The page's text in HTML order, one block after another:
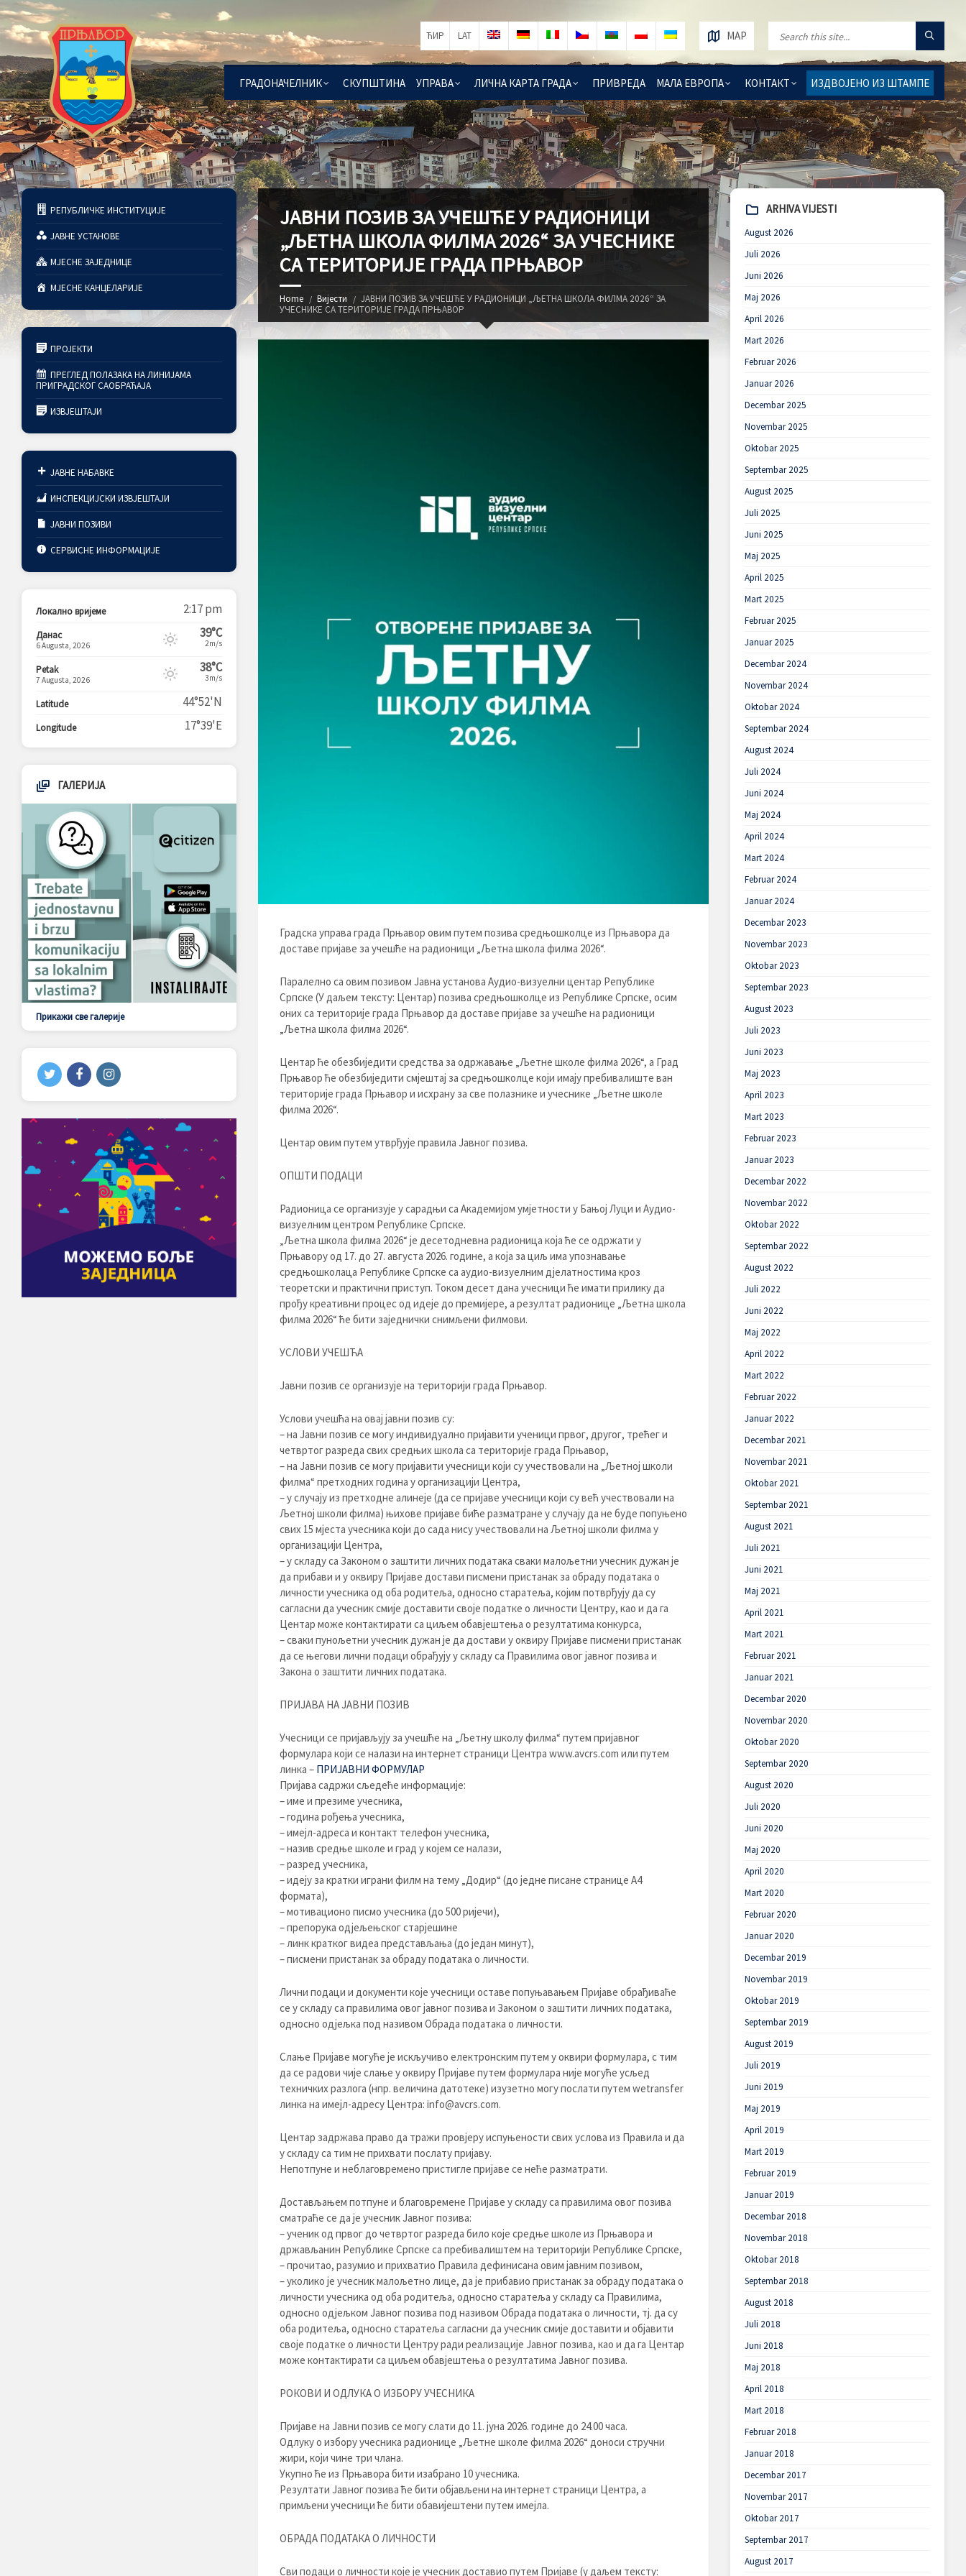
ГРАДОНАЧЕЛНИК СКУПШТИНА УПРАВА ЛИЧНА КАРТА ГРАДА ПРИВРЕДА МАЛА ЕВРОПА КОНТАКТ ИЗДВОЈЕНО ИЗ ШТАМПЕ
MAP
ЋИР LAT
ЈАВНИ ПОЗИВ ЗА УЧЕШЋЕ У РАДИОНИЦИ
„ЉЕТНА ШКОЛА ФИЛМА 2026“ ЗА УЧЕСНИКЕ
СА ТЕРИТОРИЈЕ ГРАДА ПРЊАВОР
Home Вијести
ЈАВНИ ПОЗИВ ЗА УЧЕШЋЕ У РАДИОНИЦИ „ЉЕТНА ШКОЛА ФИЛМА 2026“ ЗА
УЧЕСНИКЕ СА ТЕРИТОРИЈЕ ГРАДА ПРЊАВОР
Градска управа града Прњавор овим путем позива средњошколце из Прњавора да
доставе пријаве за учешће на радионици „Љетна школа филма 2026“.
Паралелно са овим позивом Јавна установа Аудио-визуелни центар Републике
Српске (У даљем тексту: Центар) позива средњошколце из Републике Српске, осим
оних са територије града Прњавор да доставе пријаве за учешће на радионици
„Љетна школа филма 2026“.
Центар ће обезбиједити средства за одржавање „Љетне школе филма 2026“, а Град
Прњавор ће обезбиједити смјештај за средњошколце који имају пребивалиште ван
територије града Прњавор и исхрану за све полазнике и учеснике „Љетне школе
филма 2026“.
Центар овим путем утврђује правила Јавног позива.
ОПШТИ ПОДАЦИ
Радионица се организује у сарадњи са Академијом умјетности у Бањој Луци и Аудио-
визуелним центром Републике Српске.
„Љетна школа филма 2026“ је десетодневна радионица која ће се одржати у
Прњавору од 17. до 27. августа 2026. године, а која за циљ има упознавање
средњошколаца Републике Српске са аудио-визуелним дјелатностима кроз
теоретски и практични приступ. Током десет дана учесници ће имати прилику да
прођу креативни процес од идеје до премијере, а резултат радионице „Љетна школа
филма 2026“ ће бити заједнички снимљени филмови.
УСЛОВИ УЧЕШЋА
Јавни позив се организује на територији града Прњавор.
Услови учешћа на овај јавни позив су:
– на Јавни позив се могу индивидуално пријавити ученици првог, другог, трећег и
четвртог разреда свих средњих школа са територије града Прњавор,
– на Јавни позив се могу пријавити учесници који су учествовали на „Љетној школи
филма“ претходних година у организацији Центра,
– у случају из претходне алинеје (да се пријаве учесници који су већ учествовали на
Љетној школи филма) њихове пријаве биће разматране у случају да не буде попуњено
свих 15 мјеста учесника који до сада нису учествовали на Љетној школи филма у
организацији Центра,
– у складу са Законом о заштити личних података сваки малољетни учесник дужан је
да прибави и у оквиру Пријаве достави писмени пристанак за обраду података о
личности учесника од оба родитеља, односно старатеља, којим потврђују да су
сагласни да учесник смије доставити своје податке о личности Центру, као и да га
Центар може контактирати са циљем обавјештења о резултатима конкурса,
– сваки пунољетни учесник дужан је да достави у оквиру Пријаве писмени пристанак
да се његови лични подаци обрађују у складу са Правилима овог јавног позива и
Закона о заштити личних података.
ПРИЈАВА НА ЈАВНИ ПОЗИВ
Учесници се пријављују за учешће на „Љетну школу филма“ путем пријавног
формулара који се налази на интернет страници Центра www.avcrs.com или путем
линка – ПРИЈАВНИ ФОРМУЛАР
Пријава садржи сљедеће информације:
– име и презиме учесника,
– година рођења учесника,
– имејл-адреса и контакт телефон учесника,
– назив средње школе и град у којем се налази,
– разред учесника,
– идеју за кратки играни филм на тему „Додир“ (до једне писане странице А4
формата),
– мотивационо писмо учесника (до 500 ријечи),
– препорука одјељењског старјешине
– линк кратког видеа представљања (до један минут),
– писмени пристанак за обраду података о личности.
Лични подаци и документи које учесници оставе попуњавањем Пријаве обрађиваће
се у складу са правилима овог јавног позива и Законом о заштити личних података,
односно одјељка под називом Обрада података о личности.
Слање Пријаве могуће је искључиво електронским путем у оквири формулара, с тим
да се радови чије слање у оквиру Пријаве путем формулара није могуће усљед
техничких разлога (нпр. величина датотеке) изузетно могу послати путем wetransfer
линкa на имејл-адресу Центра: info@avcrs.com.
Центар задржава право да тражи провјеру испуњености свих услова из Правила и да
у складу са тим не прихвати послату пријаву.
Непотпуне и неблаговремено пристигле пријаве се неће разматрати.
Достављањем потпуне и благовремене Пријаве у складу са правилима овог позива
сматраће се да је учесник Јавног позива:
– ученик од првог до четвртог разреда било које средње школе из Прњавора и
држављанин Републике Српске са пребивалиштем на територији Републике Српске,
– прочитао, разумио и прихватио Правила дефинисана овим јавним позивом,
– уколико је учесник малољетно лице, да је прибавио пристанак за обраду података о
личности учесника од оба родитеља, односно старатеља у складу са Правилима,
односно одјељком Јавног позива под називом Обрада података о личности, тј. да су
оба родитеља, односно старатеља сагласни да учесник смије доставити и објавити
своје податке о личности Центру ради реализације Јавног позива, као и да га Центар
може контактирати са циљем обавјештења о резултатима Јавног позива.
РОКОВИ И ОДЛУКА О ИЗБОРУ УЧЕСНИКА
Пријаве на Јавни позив се могу слати до 11. јуна 2026. године до 24.00 часа.
Одлуку о избору учесника радионице „Љетне школе филма 2026“ доноси стручни
жири, који чине три члана.
Укупно ће из Прњавора бити изабрано 10 учесника.
Резултати Јавног позива ће бити објављени на интернет страници Центра, а
примљени учесници ће бити обавијештени путем имејла.
ОБРАДА ПОДАТАКА О ЛИЧНОСТИ
Сви подаци о личности које је учесник доставио путем Пријаве (у даљем тексту:
РЕПУБЛИЧКЕ ИНСТИТУЦИЈЕ
ЈАВНЕ УСТАНОВЕ
МЈЕСНЕ ЗАЈЕДНИЦЕ
МЈЕСНЕ КАНЦЕЛАРИЈЕ
ПРОЈЕКТИ
ПРЕГЛЕД ПОЛАЗАКА НА ЛИНИЈАМА
ПРИГРАДСКОГ САОБРАЋАЈА
ИЗВЈЕШТАЈИ
ЈАВНЕ НАБАВКЕ
ИНСПЕКЦИЈСКИ ИЗВЈЕШТАЈИ
ЈАВНИ ПОЗИВИ
СЕРВИСНЕ ИНФОРМАЦИЈЕ
Локално вријеме 2:17 pm
Данас
6 Augusta, 2026
39°C
2m/s
Petak
7 Augusta, 2026
38°C
3m/s
Latitude 44°52'N
Longitude 17°39'E
ГАЛЕРИЈА
Прикажи све галерије
ARHIVA VIJESTI
August 2026
Juli 2026
Juni 2026
Maj 2026
April 2026
Mart 2026
Februar 2026
Januar 2026
Decembar 2025
Novembar 2025
Oktobar 2025
Septembar 2025
August 2025
Juli 2025
Juni 2025
Maj 2025
April 2025
Mart 2025
Februar 2025
Januar 2025
Decembar 2024
Novembar 2024
Oktobar 2024
Septembar 2024
August 2024
Juli 2024
Juni 2024
Maj 2024
April 2024
Mart 2024
Februar 2024
Januar 2024
Decembar 2023
Novembar 2023
Oktobar 2023
Septembar 2023
August 2023
Juli 2023
Juni 2023
Maj 2023
April 2023
Mart 2023
Februar 2023
Januar 2023
Decembar 2022
Novembar 2022
Oktobar 2022
Septembar 2022
August 2022
Juli 2022
Juni 2022
Maj 2022
April 2022
Mart 2022
Februar 2022
Januar 2022
Decembar 2021
Novembar 2021
Oktobar 2021
Septembar 2021
August 2021
Juli 2021
Juni 2021
Maj 2021
April 2021
Mart 2021
Februar 2021
Januar 2021
Decembar 2020
Novembar 2020
Oktobar 2020
Septembar 2020
August 2020
Juli 2020
Juni 2020
Maj 2020
April 2020
Mart 2020
Februar 2020
Januar 2020
Decembar 2019
Novembar 2019
Oktobar 2019
Septembar 2019
August 2019
Juli 2019
Juni 2019
Maj 2019
April 2019
Mart 2019
Februar 2019
Januar 2019
Decembar 2018
Novembar 2018
Oktobar 2018
Septembar 2018
August 2018
Juli 2018
Juni 2018
Maj 2018
April 2018
Mart 2018
Februar 2018
Januar 2018
Decembar 2017
Novembar 2017
Oktobar 2017
Septembar 2017
August 2017